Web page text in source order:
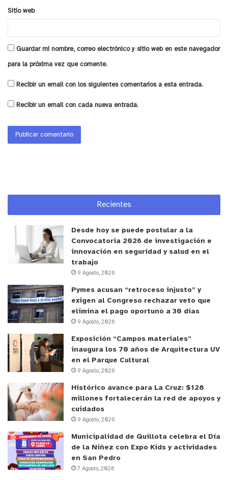
Sitio web
Guardar mi nombre, correo electrónico y sitio web en este navegador
para la próxima vez que comente.
Recibir un email con los siguientes comentarios a esta entrada.
Recibir un email con cada nueva entrada.
Recientes
Desde hoy se puede postular a la
Convocatoria 2026 de investigación e
innovación en seguridad y salud en el
trabajo
9 Agosto, 2026
Pymes acusan “retroceso injusto” y
exigen al Congreso rechazar veto que
elimina el pago oportuno a 30 días
9 Agosto, 2026
Exposición “Campos materiales”
inaugura los 70 años de Arquitectura UV
en el Parque Cultural
9 Agosto, 2026
Histórico avance para La Cruz: $128
millones fortalecerán la red de apoyos y
cuidados
9 Agosto, 2026
Municipalidad de Quillota celebra el Día
de la Niñez con Expo Kids y actividades
en San Pedro
7 Agosto, 2026